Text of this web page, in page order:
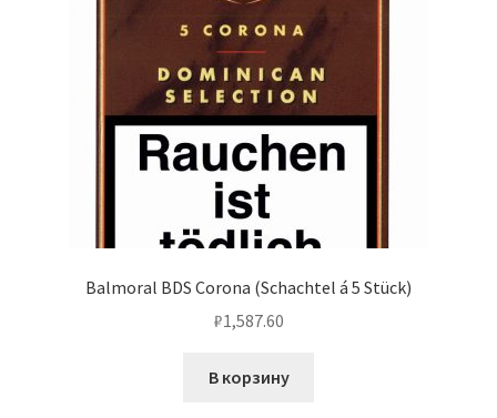
Balmoral BDS Corona (Schachtel á 5 Stück)
₽1,587.60
В корзину